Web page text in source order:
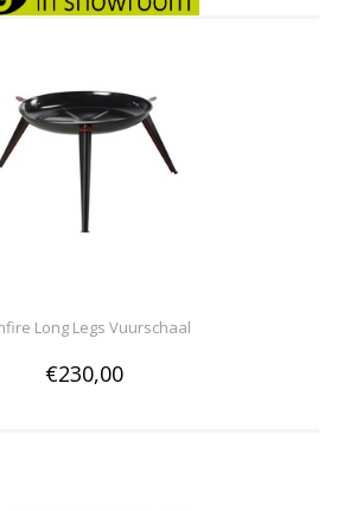
Long Legs Vuurschaal
€230,00